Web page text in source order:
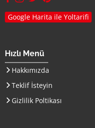
Google Harita ile Yoltarifi
Hızlı Menü
Hakkımızda
Teklif İsteyin
Gizlilik Poltikası